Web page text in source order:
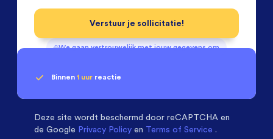
We gaan vertrouwelijk met jouw gegevens om
Verstuur je sollicitatie!
Binnen 1 uur reactie
Deze site wordt beschermd door reCAPTCHA en
de Google Privacy Policy en Terms of Service .